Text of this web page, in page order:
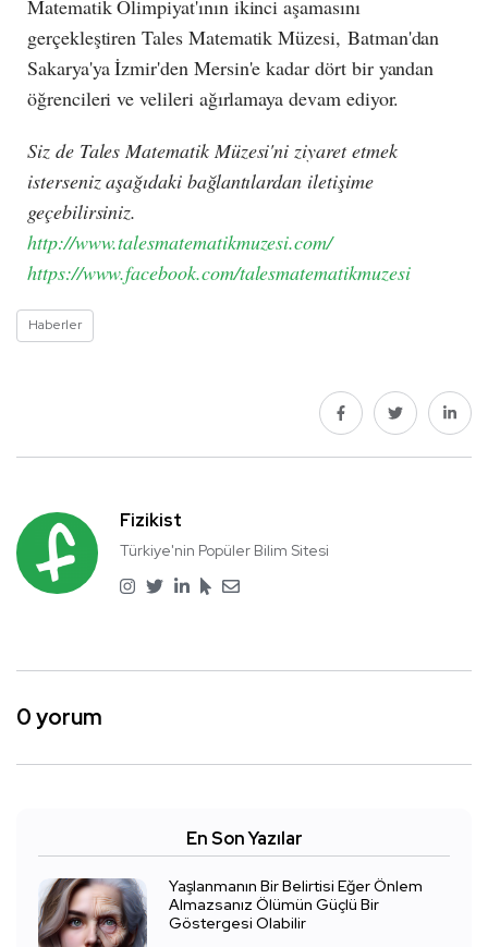
Matematik Olimpiyat'ının ikinci aşamasını
gerçekleştiren Tales Matematik Müzesi, Batman'dan
Sakarya'ya İzmir'den Mersin'e kadar dört bir yandan
öğrencileri ve velileri ağırlamaya devam ediyor.
Siz de Tales Matematik Müzesi'ni ziyaret etmek
isterseniz aşağıdaki bağlantılardan iletişime
geçebilirsiniz.
http://www.talesmatematikmuzesi.com/
https://www.facebook.com/talesmatematikmuzesi
Haberler
Fizikist
Türkiye'nin Popüler Bilim Sitesi
0 yorum
En Son Yazılar
Yaşlanmanın Bir Belirtisi Eğer Önlem
Almazsanız Ölümün Güçlü Bir
Göstergesi Olabilir